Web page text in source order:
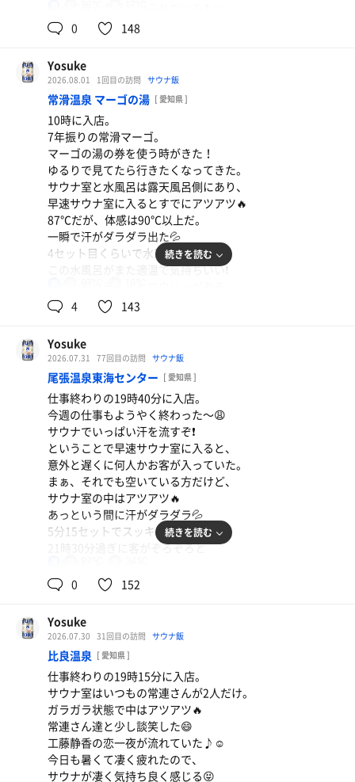
ロウリュを一杯かけただけで凄く熱くなる🥵
外もサウナー仕様で椅子が沢山あり、
ととのいスペースが豊富になっていた。
水風呂が何よりも冷たくて良かった❗️😆
外気浴は風が吹いて気持ち良く、
まるで田舎の家に帰ってきて
くつろいでいる気分😌
故郷に帰ってきた時の気持ちになった。
実家は落ち着く〜ってな感じで😄笑
5分13セットを終えてから露天風呂につかり、
1週間の疲れが癒された✨😊
何かサウナーの隠れ家みたいで良かった♪
今日は「ととのった〜☺️」を少し味わえた。
湯あがりは少し水分休憩をして、
さぁ、帰って夕方は地元の夏まつりだ✨👊
0 148
Yosuke
2026.08.01 1回目の訪問 サウナ飯
常滑温泉 マーゴの湯 [ 愛知県 ]
10時に入店。
7年振りの常滑マーゴ。
マーゴの湯の券を使う時がきた！
ゆるりで見てたら行きたくなってきた。
サウナ室と水風呂は露天風呂側にあり、
早速サウナ室に入るとすでにアツアツ🔥
87℃だが、体感は90℃以上だ。
一瞬で汗がダラダラ出た💦
4セット目くらいで水風呂にドボン‼️
この水風呂がまた適温で気持ちいい❗️
ロウリュは金曜日のみ自動ロウリュだそう。
更にサウナ室はアツアツに🔥🥵
5分15セットでサウナは終わり。
水風呂を長めに浸かった😌
湯あがりは地元の牛乳屋さんの
瓶牛乳を購入🥛🐄
続きを読む
4 143
Yosuke
2026.07.31 77回目の訪問 サウナ飯
尾張温泉東海センター [ 愛知県 ]
仕事終わりの19時40分に入店。
今週の仕事もようやく終わった〜😩
サウナでいっぱい汗を流すぞ❗️
ということで早速サウナ室に入ると、
意外と遅くに何人かお客が入っていた。
まぁ、それでも空いている方だけど、
サウナ室の中はアツアツ🔥
あっという間に汗がダラダラ💦
5分15セットでスッキリ😆✨
21時30分過ぎに客がぞろぞろと
明日は久しぶりに土曜日休み♪
続きを読む
0 152
Yosuke
2026.07.30 31回目の訪問 サウナ飯
比良温泉 [ 愛知県 ]
仕事終わりの19時15分に入店。
サウナ室はいつもの常連さんが2人だけ。
ガラガラ状態で中はアツアツ🔥
常連さん達と少し談笑した😄
工藤静香の恋一夜が流れていた♪☺️
今日も暑くて凄く疲れたので、
サウナが凄く気持ち良く感じる😝